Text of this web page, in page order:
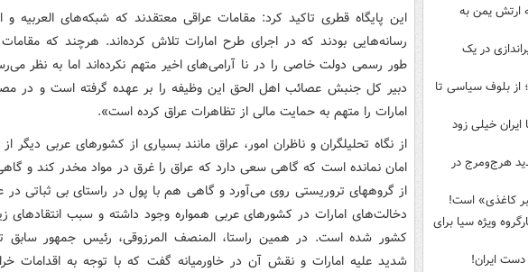
ارتش یمن به
در یک
بلوف سیاسی تا
خیلی زود
هرج‌ومرج در
کاغذی» است!
ویژه سیا برای
ایران!
این پایگاه قطری تاکید کرد: مقامات عراقی معتقدند که شبکه‌های العربیه و
رسانه‌هایی بودند که در اجرای طرح امارات تلاش کرده‌اند. هرچند که مقامات
طور رسمی دولت خاصی را در نا آرامی‌های اخیر متهم نکرده‌اند اما به نظر
دبیر کل جنبش عصائب اهل الحق این وظیفه را بر عهده گرفته است و در
امارات را متهم به حمایت مالی از تظاهرات عراق کرده است».
از نگاه تحلیلگران و ناظران امور، عراق مانند بسیاری از کشورهای عربی دیگر
امان نمانده است که گاهی سعی دارد که عراق را غرق در مواد مخدر کند و
از گروههای تروریستی روی می‌آورد و گاهی هم با پول در راستای بی ثباتی در
دخالت‌های امارات در کشورهای عربی همواره وجود داشته و سبب انتقادهای
کشور شده است. در همین راستا، المنصف المرزوقی، رئیس جمهور سابق
شدید علیه امارات و نقش آن در خاورمیانه گفت که با توجه به اقدامات